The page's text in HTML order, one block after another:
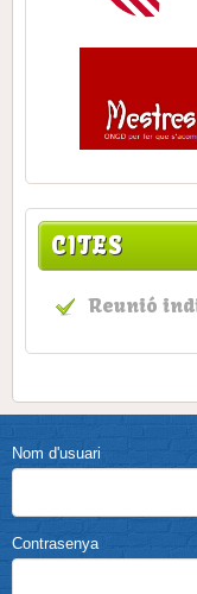
CITES
Reunió
Nom d'usuari
Contrasenya